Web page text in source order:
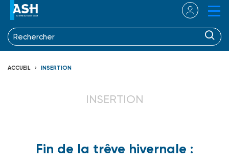
ACCUEIL INSERTION
INSERTION
Fin de la trêve hivernale :